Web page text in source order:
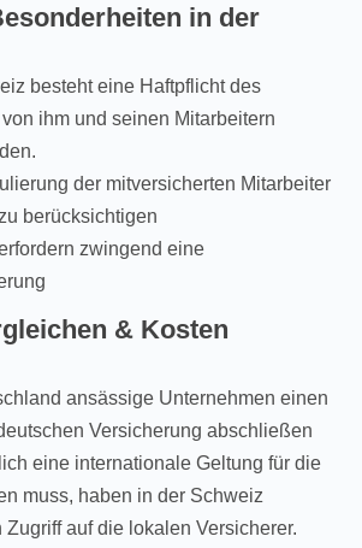
in der
besteht eine Haftpflicht des
ihm und seinen Mitarbeitern
der mitversicherten Mitarbeiter
berücksichtigen
zwingend eine
& Kosten
ansässige Unternehmen einen
Versicherung abschließen
eine internationale Geltung für die
muss, haben in der Schweiz
auf die lokalen Versicherer.